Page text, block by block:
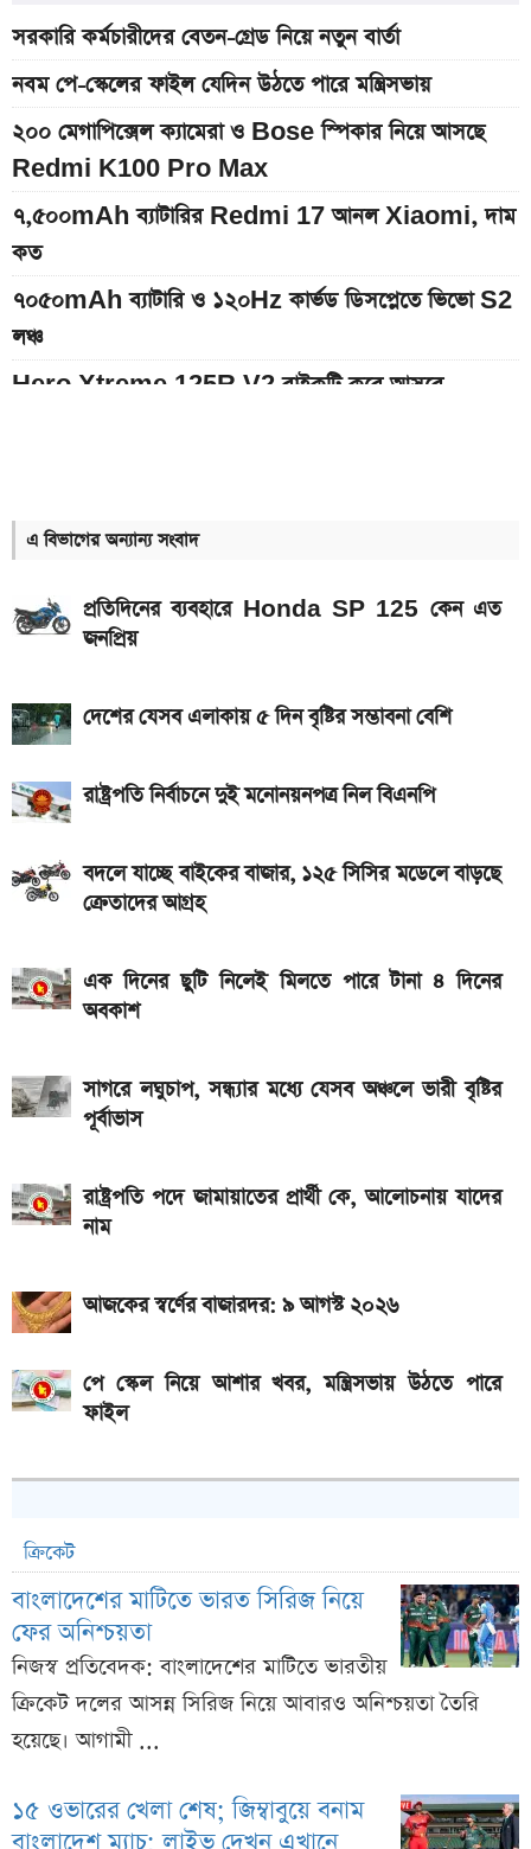
সরকারি কর্মচারীদের বেতন-গ্রেড নিয়ে নতুন বার্তা
নবম পে-স্কেলের ফাইল যেদিন উঠতে পারে মন্ত্রিসভায়
২০০ মেগাপিক্সেল ক্যামেরা ও Bose স্পিকার নিয়ে আসছে
Redmi K100 Pro Max
৭,৫০০mAh ব্যাটারির Redmi 17 আনল Xiaomi, দাম
কত
৭০৫০mAh ব্যাটারি ও ১২০Hz কার্ভড ডিসপ্লেতে ভিভো S2
লঞ্চ
Hero Xtreme 125R V2 বাইকটি কবে আসবে
আজকের স্বর্ণের বাজারদর: ০৮ আগস্ট ২০২৬
ইন্টার মায়ামি বনাম মন্তের ম্যাচ; সরাসরি যেভাবে দেখবেন
আগামী সপ্তাহেই সুখবর, বেতন-ইনক্রিমেট নিয়ে যা জানা গেল
ভালভ ইঞ্জিন ও TFT ডিসপ্লে
মালয়েশিয়ায় যেতে বাংলাদেশিদের আবেদন শুরু, অগ্রাধিকার
পাবেন যারা
iQOO Z11-এ থাকছে ৬.৮৩ ইঞ্চির কার্ভড AMOLED
ডিসপ্লে, থাকছে সরু ফ্রেম
৭৫০০mAh ব্যাটারি নিয়ে বাজারে এলো Redmi 17 5G
দেশের বাজারে আজ ১৮, ২১ ও ২২ ক্যারেট একভরি সোনার
এ বিভাগের অন্যান্য সংবাদ
প্রতিদিনের ব্যবহারে Honda SP 125 কেন এত
জনপ্রিয়
দেশের যেসব এলাকায় ৫ দিন বৃষ্টির সম্ভাবনা বেশি
রাষ্ট্রপতি নির্বাচনে দুই মনোনয়নপত্র নিল বিএনপি
বদলে যাচ্ছে বাইকের বাজার, ১২৫ সিসির মডেলে বাড়ছে
ক্রেতাদের আগ্রহ
এক দিনের ছুটি নিলেই মিলতে পারে টানা ৪ দিনের
অবকাশ
সাগরে লঘুচাপ, সন্ধ্যার মধ্যে যেসব অঞ্চলে ভারী বৃষ্টির
পূর্বাভাস
রাষ্ট্রপতি পদে জামায়াতের প্রার্থী কে, আলোচনায় যাদের
নাম
আজকের স্বর্ণের বাজারদর: ৯ আগস্ট ২০২৬
পে স্কেল নিয়ে আশার খবর, মন্ত্রিসভায় উঠতে পারে
ফাইল
ক্রিকেট
বাংলাদেশের মাটিতে ভারত সিরিজ নিয়ে
ফের অনিশ্চয়তা
নিজস্ব প্রতিবেদক: বাংলাদেশের মাটিতে ভারতীয়
ক্রিকেট দলের আসন্ন সিরিজ নিয়ে আবারও অনিশ্চয়তা তৈরি
হয়েছে। আগামী ...
১৫ ওভারের খেলা শেষ; জিম্বাবুয়ে বনাম